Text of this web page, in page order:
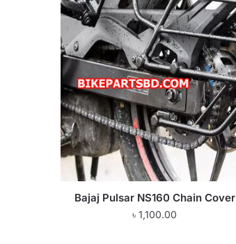
Bajaj Pulsar NS160 Chain Cover
৳ 1,100.00